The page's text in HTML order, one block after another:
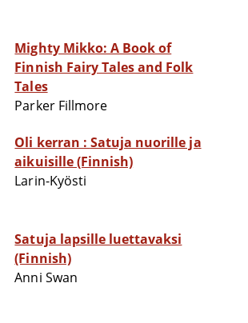
Mighty Mikko: A Book of
Finnish Fairy Tales and Folk
Tales
Parker Fillmore
Oli kerran : Satuja nuorille ja
aikuisille (Finnish)
Larin-Kyösti
Satuja lapsille luettavaksi
(Finnish)
Anni Swan